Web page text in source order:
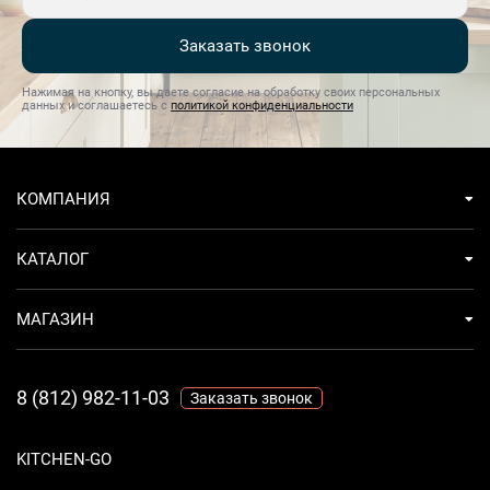
температуру боковых поверхностей духового шкафа на
низком уровне для безопасного использования в
кухонной мебели.
Заказать звонок
Нажимая на кнопку, вы даете согласие на обработку своих персональных
данных и соглашаетесь с политикой конфиденциальности
KITCHEN-GO
КОМПАНИЯ
КАТАЛОГ
МАГАЗИН
8 (812) 982-11-03 Заказать звонок